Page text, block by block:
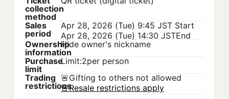
collection
method
Sales
period
Apr 28, 2026 (Tue) 9:45 JST Start
Apr 28, 2026 (Tue) 14:30 JSTEnd
Ownership
information
Hide owner's nickname
Purchase
limit
Limit:2per person
Trading
restrictions
🚨Gifting to others not allowed
🚨Resale restrictions apply